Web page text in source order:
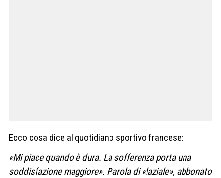
Ecco cosa dice al quotidiano sportivo francese:
«Mi piace quando è dura. La sofferenza porta una
soddisfazione maggiore». Parola di «laziale», abbonato